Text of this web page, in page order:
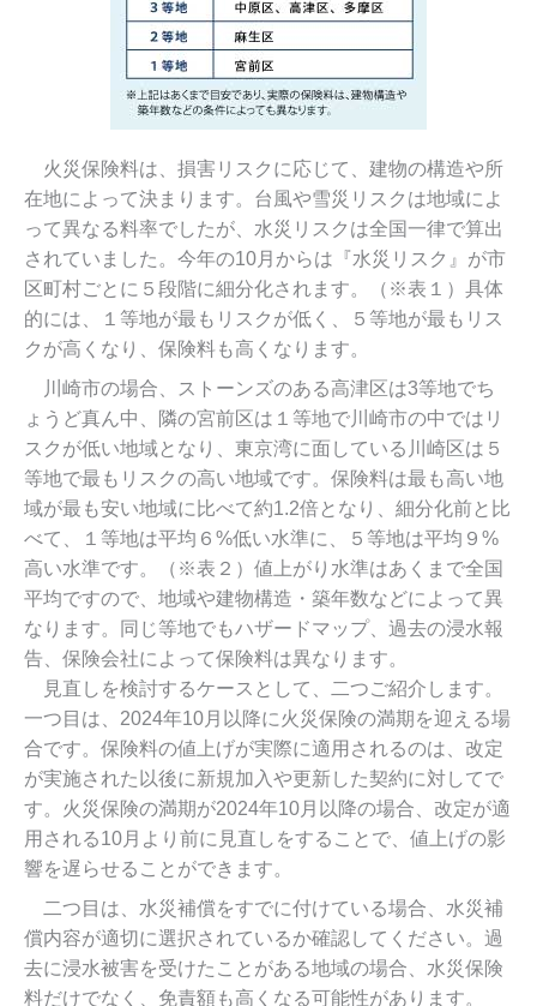
火災保険料は、損害リスクに応じて、建物の構造や所
在地によって決まります。台風や雪災リスクは地域によ
って異なる料率でしたが、水災リスクは全国一律で算出
されていました。今年の10月からは『水災リスク』が市
区町村ごとに５段階に細分化されます。（※表１）具体
的には、１等地が最もリスクが低く、５等地が最もリス
クが高くなり、保険料も高くなります。
川崎市の場合、ストーンズのある高津区は3等地でち
ょうど真ん中、隣の宮前区は１等地で川崎市の中ではリ
スクが低い地域となり、東京湾に面している川崎区は５
等地で最もリスクの高い地域です。保険料は最も高い地
域が最も安い地域に比べて約1.2倍となり、細分化前と比
べて、１等地は平均６%低い水準に、５等地は平均９%
高い水準です。（※表２）値上がり水準はあくまで全国
平均ですので、地域や建物構造・築年数などによって異
なります。同じ等地でもハザードマップ、過去の浸水報
告、保険会社によって保険料は異なります。
見直しを検討するケースとして、二つご紹介します。
一つ目は、2024年10月以降に火災保険の満期を迎える場
合です。保険料の値上げが実際に適用されるのは、改定
が実施された以後に新規加入や更新した契約に対してで
す。火災保険の満期が2024年10月以降の場合、改定が適
用される10月より前に見直しをすることで、値上げの影
響を遅らせることができます。
二つ目は、水災補償をすでに付けている場合、水災補
償内容が適切に選択されているか確認してください。過
去に浸水被害を受けたことがある地域の場合、水災保険
料だけでなく、免責額も高くなる可能性があります。